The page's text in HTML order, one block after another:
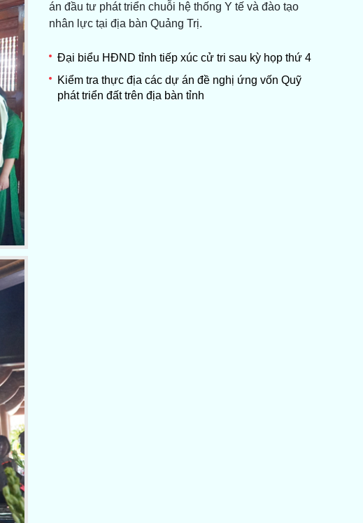
án đầu tư phát triển chuỗi hệ thống Y tế và đào tạo
nhân lực tại địa bàn Quảng Trị.
Đại biểu HĐND tỉnh tiếp xúc cử tri sau kỳ họp thứ 4
Kiểm tra thực địa các dự án đề nghị ứng vốn Quỹ
phát triển đất trên địa bàn tỉnh